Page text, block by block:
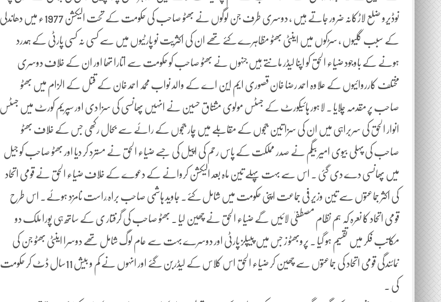
نوڈیرو ضلع لاڑکانہ ضرور جاتے ہیں ، دوسری طرف جن لوگوں نے بھٹو صاحب کی حکومت کے تحت الیکشن 1977ء میں دھاندلی
کے سبب گلیوں ، سڑکوں میں اینٹی بھٹو مظاہرے کئے تھے ان کی اکثریت نو پارٹیوں میں سے کسی نہ کسی پارٹی کے ہمدرد
ہونے کے باوجود ضیاء الحق کو اپنا لیڈر مانتے ہیں جنہوں نے بھٹو صاحب کو حکومت سے اتارا تھا اور ان کے خلاف دوسری
مختلف کارروائیوں کے علاوہ احمد رضا خان قصوری ایم این اے کے والد نواب محمد احمد خان کے قتل کے الزام میں بھٹو
صاحب پر مقدمہ چلایا ۔ لاہور ہائیکورٹ کے جسٹس مولوی مشتاق حسین نے انہیں پھانسی کی سزا دی اور سپریم کورٹ میں جسٹس
انوار الحق کی سربراہی میں ان کی سزا تین ججوں کے مقابلے میں چار ججوں کے رائے سے بحال رکھی جس کے خلاف بھٹو
صاحب کی پہلی بیوی امیر بیگم نے صدر مملکت کے پاس رحم کی اپیل کی جسے ضیاء الحق نے مسترد کر دیا اور بھٹو صاحب کو جیل
میں پھانسی دے دی گئی ۔ اس سے بہت پہلے تین ماہ بعد الیکشن کروانے کے دعوے کے خلاف ضیاء الحق نے قومی اتحاد
کی اکثر جماعتوں سے تین وزیر فی جماعت اپنی حکومت میں شامل کئے۔ جاوید ہاشمی صاحب براہ ِراست نامزد ہوئے۔ اس طرح
قومی اتحاد کا نعرہ کہ ہم نظام مصطفیٰ لائیں گے ضیاء الحق نے چھین لیا ۔ بھٹو صاحب کی گرفتار ی کے ساتھ ہی پورا ملک دو
مکاتب فکر میں تقسیم ہو گیا ۔ پروبھٹو ز جس میں پیپلز پارٹی اور دوسرے بہت سے عام لوگ شامل تھے دوسرا اینٹی بھٹو جن کی
نمائندگی قومی اتحاد کی جماعتوں سے چھین کر ضیاء الحق اس کلاس کے لیڈربن گئے اور انہوں نے کم و بیش 11سال ڈٹ کر حکومت
کی ۔